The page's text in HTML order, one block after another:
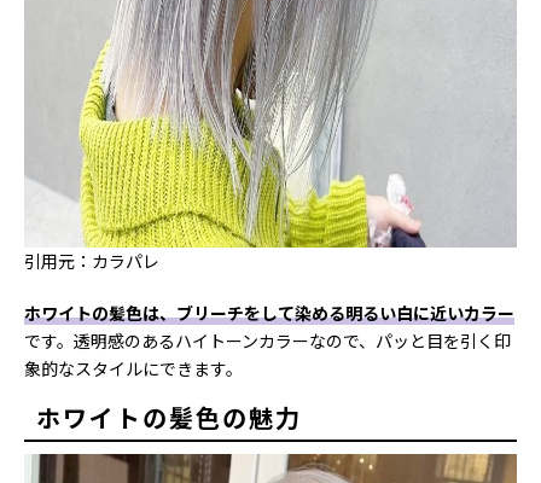
引用元：カラパレ
ホワイトの髪色は、ブリーチをして染める明るい白に近いカラー
です。透明感のあるハイトーンカラーなので、パッと目を引く印
象的なスタイルにできます。
ホワイトの髪色の魅力